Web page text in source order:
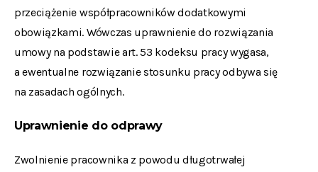
przeciążenie współpracowników dodatkowymi
obowiązkami. Wówczas uprawnienie do rozwiązania
umowy na podstawie art. 53 kodeksu pracy wygasa,
a ewentualne rozwiązanie stosunku pracy odbywa się
na zasadach ogólnych.
Uprawnienie do odprawy
Zwolnienie pracownika z powodu długotrwałej